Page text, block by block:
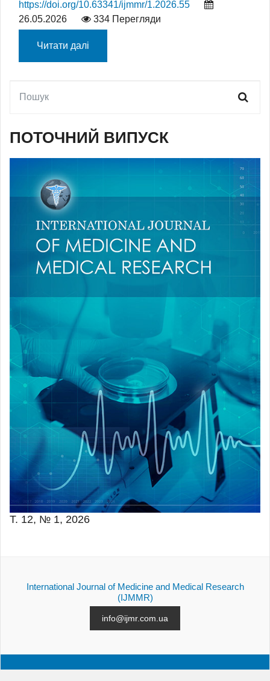
https://doi.org/10.63341/ijmmr/1.2026.55
26.05.2026
334 Перегляди
Читати далі
ПОТОЧНИЙ ВИПУСК
Т. 12, № 1, 2026
International Journal of Medicine and Medical Research
(IJMMR)
info@ijmr.com.ua